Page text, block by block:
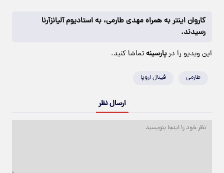
کاروان اینتر به همراه مهدی طارمی، به استادیوم آلیانزآرنا
رسیدند.
این ویدیو را درپارسینهتماشا کنید.
طارمی فینال اروپا
ارسال نظر